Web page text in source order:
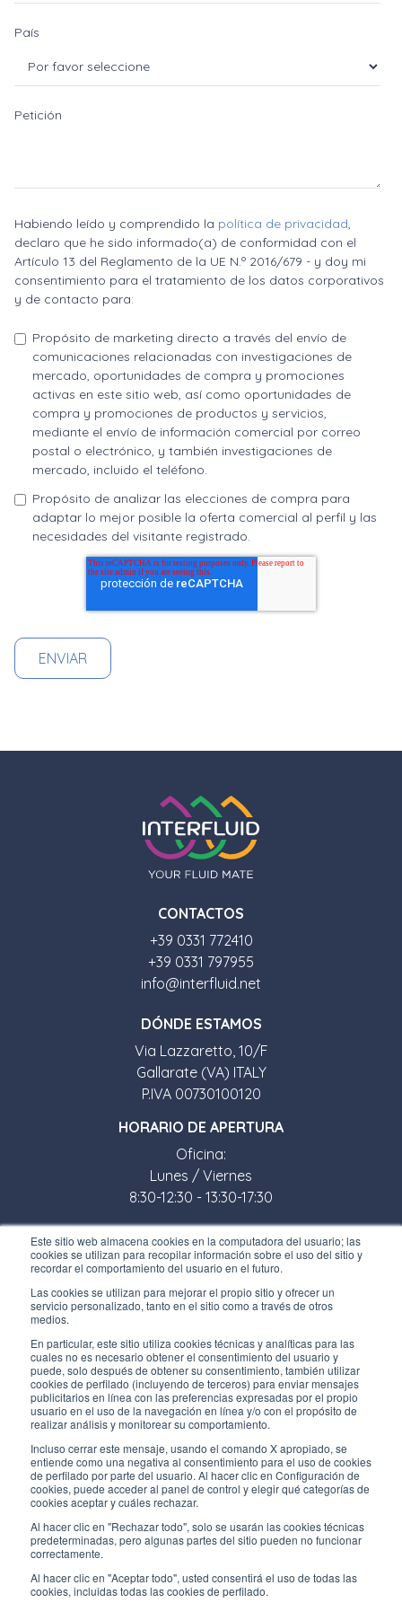
Este sitio web almacena cookies en la computadora del usuario; las
cookies se utilizan para recopilar información sobre el uso del sitio y
recordar el comportamiento del usuario en el futuro.
Las cookies se utilizan para mejorar el propio sitio y ofrecer un
servicio personalizado, tanto en el sitio como a través de otros
medios.
En particular, este sitio utiliza cookies técnicas y analíticas para las
cuales no es necesario obtener el consentimiento del usuario y
puede, solo después de obtener su consentimiento, también utilizar
cookies de perfilado (incluyendo de terceros) para enviar mensajes
publicitarios en línea con las preferencias expresadas por el propio
usuario en el uso de la navegación en línea y/o con el propósito de
realizar análisis y monitorear su comportamiento.
Incluso cerrar este mensaje, usando el comando X apropiado, se
entiende como una negativa al consentimiento para el uso de cookies
de perfilado por parte del usuario. Al hacer clic en Configuración de
cookies, puede acceder al panel de control y elegir qué categorías de
cookies aceptar y cuáles rechazar.
Al hacer clic en "Rechazar todo", solo se usarán las cookies técnicas
predeterminadas, pero algunas partes del sitio pueden no funcionar
correctamente.
Al hacer clic en "Aceptar todo", usted consentirá el uso de todas las
cookies, incluidas todas las cookies de perfilado.
País
Petición
Habiendo leído y comprendido la política de privacidad,
declaro que he sido informado(a) de conformidad con el
Artículo 13 del Reglamento de la UE N.º 2016/679 - y doy mi
consentimiento para el tratamiento de los datos corporativos
y de contacto para:
Propósito de marketing directo a través del envío de
comunicaciones relacionadas con investigaciones de
mercado, oportunidades de compra y promociones
activas en este sitio web, así como oportunidades de
compra y promociones de productos y servicios,
mediante el envío de información comercial por correo
postal o electrónico, y también investigaciones de
mercado, incluido el teléfono.
Propósito de analizar las elecciones de compra para
adaptar lo mejor posible la oferta comercial al perfil y las
necesidades del visitante registrado.
CONTACTOS
+39 0331 772410
+39 0331 797955
info@interfluid.net
DÓNDE ESTAMOS
Via Lazzaretto, 10/F
Gallarate (VA) ITALY
P.IVA 00730100120
HORARIO DE APERTURA
Oficina:
Lunes / Viernes
8:30-12:30 - 13:30-17:30
Tienda:
Lunes / Viernes
Subscríbete a nuestro boletín
Trabaja con nosotros
Los envases de Interfluid
Proyecto de transformación digital
MANT É GASE AL D ÍA